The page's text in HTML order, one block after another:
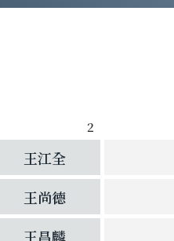
2
王江全
王尚德
王昌麟